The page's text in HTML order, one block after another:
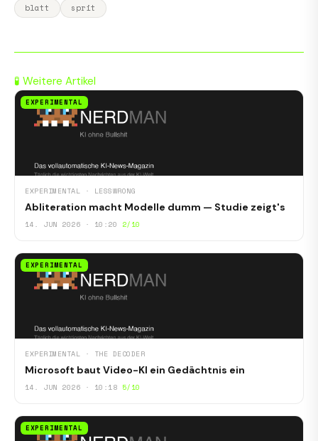
blatt sprit
🧪 Weitere Artikel
EXPERIMENTAL
EXPERIMENTAL · LESSWRONG
Abliteration macht Modelle dumm — Studie zeigt's
14. JUN 2026 · 10:20 2/10
EXPERIMENTAL
EXPERIMENTAL · THE DECODER
Microsoft baut Video-KI ein Gedächtnis ein
14. JUN 2026 · 10:18 5/10
EXPERIMENTAL